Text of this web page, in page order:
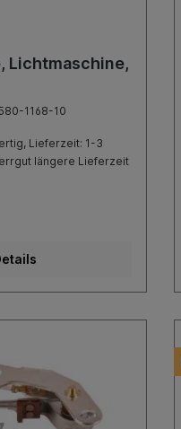
Lichtmaschine,
1168-10
Lieferzeit: 1-3
längere Lieferzeit